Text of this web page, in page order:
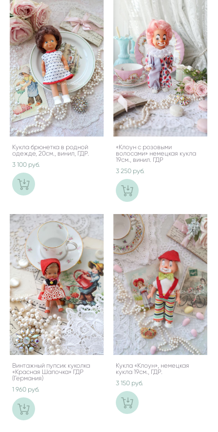
Кукла брюнетка в родной
одежде, 20см., винил, ГДР.
3 100 pуб.
«Клоун с розовыми
волосами» немецкая кукла
19см., винил. ГДР
3 250 pуб.
Винтажный пупсик куколка
«Красная Шапочка» ГДР
(Германия)
1 960 pуб.
Кукла «Клоун», немецкая
кукла 19см., ГДР.
3 150 pуб.